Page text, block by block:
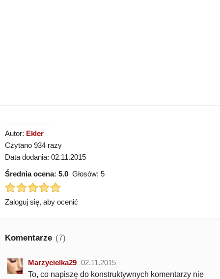
Autor: Ekler
Czytano 934 razy
Data dodania: 02.11.2015
Średnia ocena: 5.0 Głosów: 5
Zaloguj się, aby ocenić
Komentarze (7)
Marzycielka29 02.11.2015
To, co napiszę do konstruktywnych komentarzy nie